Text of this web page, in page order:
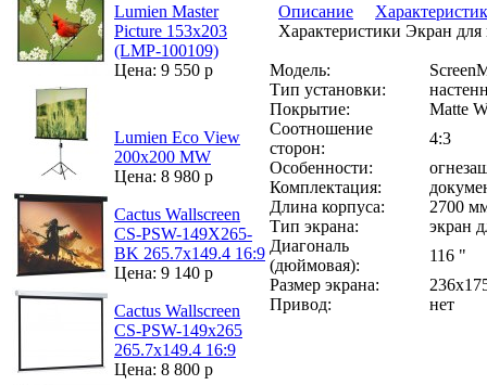
Lumien Master
Picture 153х203
(LMP-100109)
Цена: 9 550 р
Lumien Eco View
200x200 MW
Цена: 8 980 р
Cactus Wallscreen
CS-PSW-149X265-
BK 265.7х149.4 16:9
Цена: 9 140 р
Cactus Wallscreen
CS-PSW-149x265
265.7х149.4 16:9
Цена: 8 800 р
Описание
Характеристики Экран
Модель:
Тип установки:
Покрытие:
Matte
Соотношение
сторон:
4:3
Особенности:
Комплектация:
Длина корпуса:
2700
Тип экрана:
экран
Диагональ
(дюймовая):
116 "
Размер экрана:
Привод:
нет